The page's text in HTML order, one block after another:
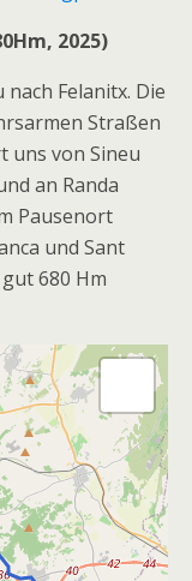
2025)
Felanitx. Die
Straßen
uns von Sineu
an Randa
Pausenort
und Sant
680 Hm